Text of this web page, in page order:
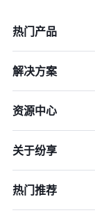
热门产品
解决方案
资源中心
关于纷享
热门推荐